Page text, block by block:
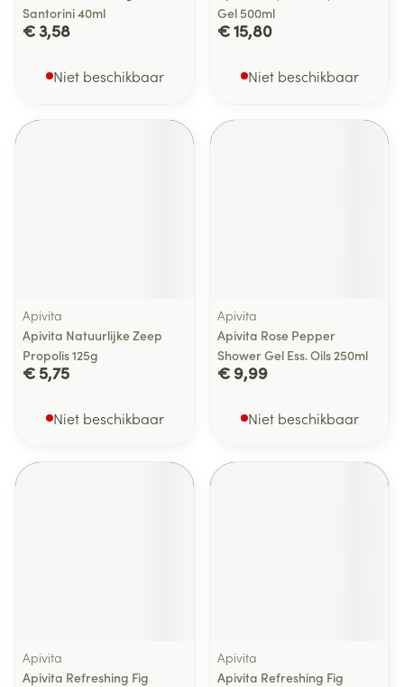
Santorini 40ml
€ 3,58
Niet beschikbaar
Gel 500ml
€ 15,80
Niet beschikbaar
Apivita
Apivita Natuurlijke Zeep
Propolis 125g
€ 5,75
Niet beschikbaar
Apivita
Apivita Rose Pepper
Shower Gel Ess. Oils 250ml
€ 9,99
Niet beschikbaar
Apivita
Apivita Refreshing Fig
Apivita
Apivita Refreshing Fig